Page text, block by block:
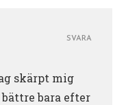
skärpt mig
bara efter
SVARA